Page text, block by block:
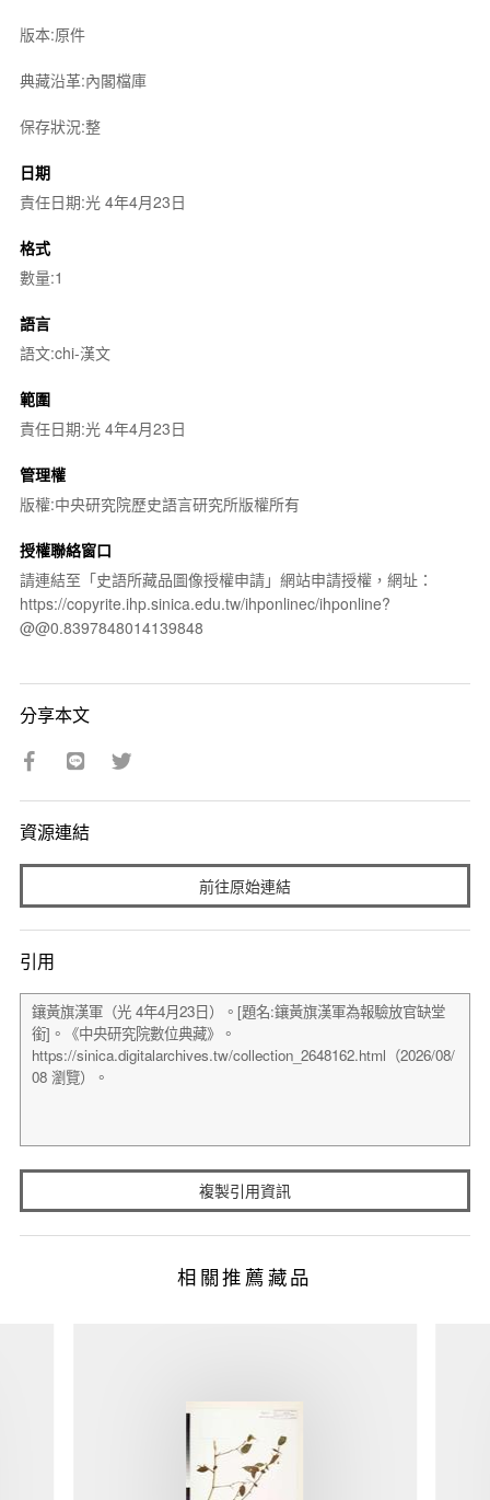
版本:原件
典藏沿革:內閣檔庫
保存狀況:整
日期
責任日期:光 4年4月23日
格式
數量:1
語言
語文:chi-漢文
範圍
責任日期:光 4年4月23日
管理權
版權:中央研究院歷史語言研究所版權所有
授權聯絡窗口
請連結至「史語所藏品圖像授權申請」網站申請授權，網址：
https://copyrite.ihp.sinica.edu.tw/ihponlinec/ihponline?
@@0.8397848014139848
分享本文
資源連結
前往原始連結
引用
複製引用資訊
相關推薦藏品